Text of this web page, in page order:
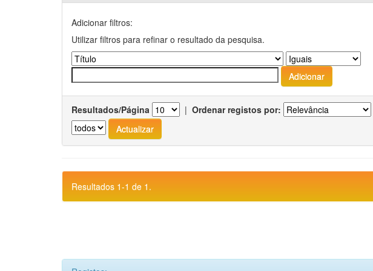
Adicionar filtros:
Utilizar filtros para refinar o resultado da pesquisa.
Resultados/Página | Ordenar registos por:
Resultados 1-1 de 1.